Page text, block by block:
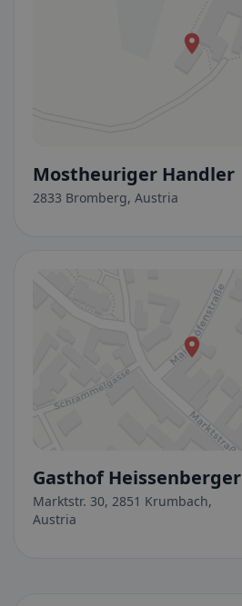
Mostheuriger Handler
2833 Bromberg, Austria
Gasthof Heissenberger
Marktstr. 30, 2851 Krumbach,
Austria